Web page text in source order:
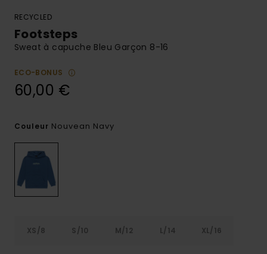
RECYCLED
Footsteps
Sweat à capuche Bleu Garçon 8-16
ECO-BONUS
60,00 €
Couleur Nouvean Navy
XS/8 S/10 M/12 L/14 XL/16